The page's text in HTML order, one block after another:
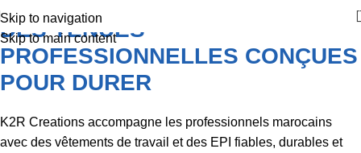
Skip to navigation
Skip to main content
DES TENUES
PROFESSIONNELLES CONÇUES
POUR DURER
K2R Creations accompagne les professionnels marocains
avec des vêtements de travail et des EPI fiables, durables et